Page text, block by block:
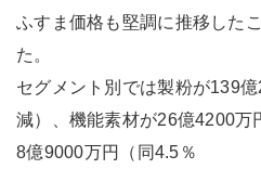
ふすま価格も堅調に推移した
た。
セグメント別では製粉が139
減）、機能素材が26億4200万
8億9000万円（同4.5％